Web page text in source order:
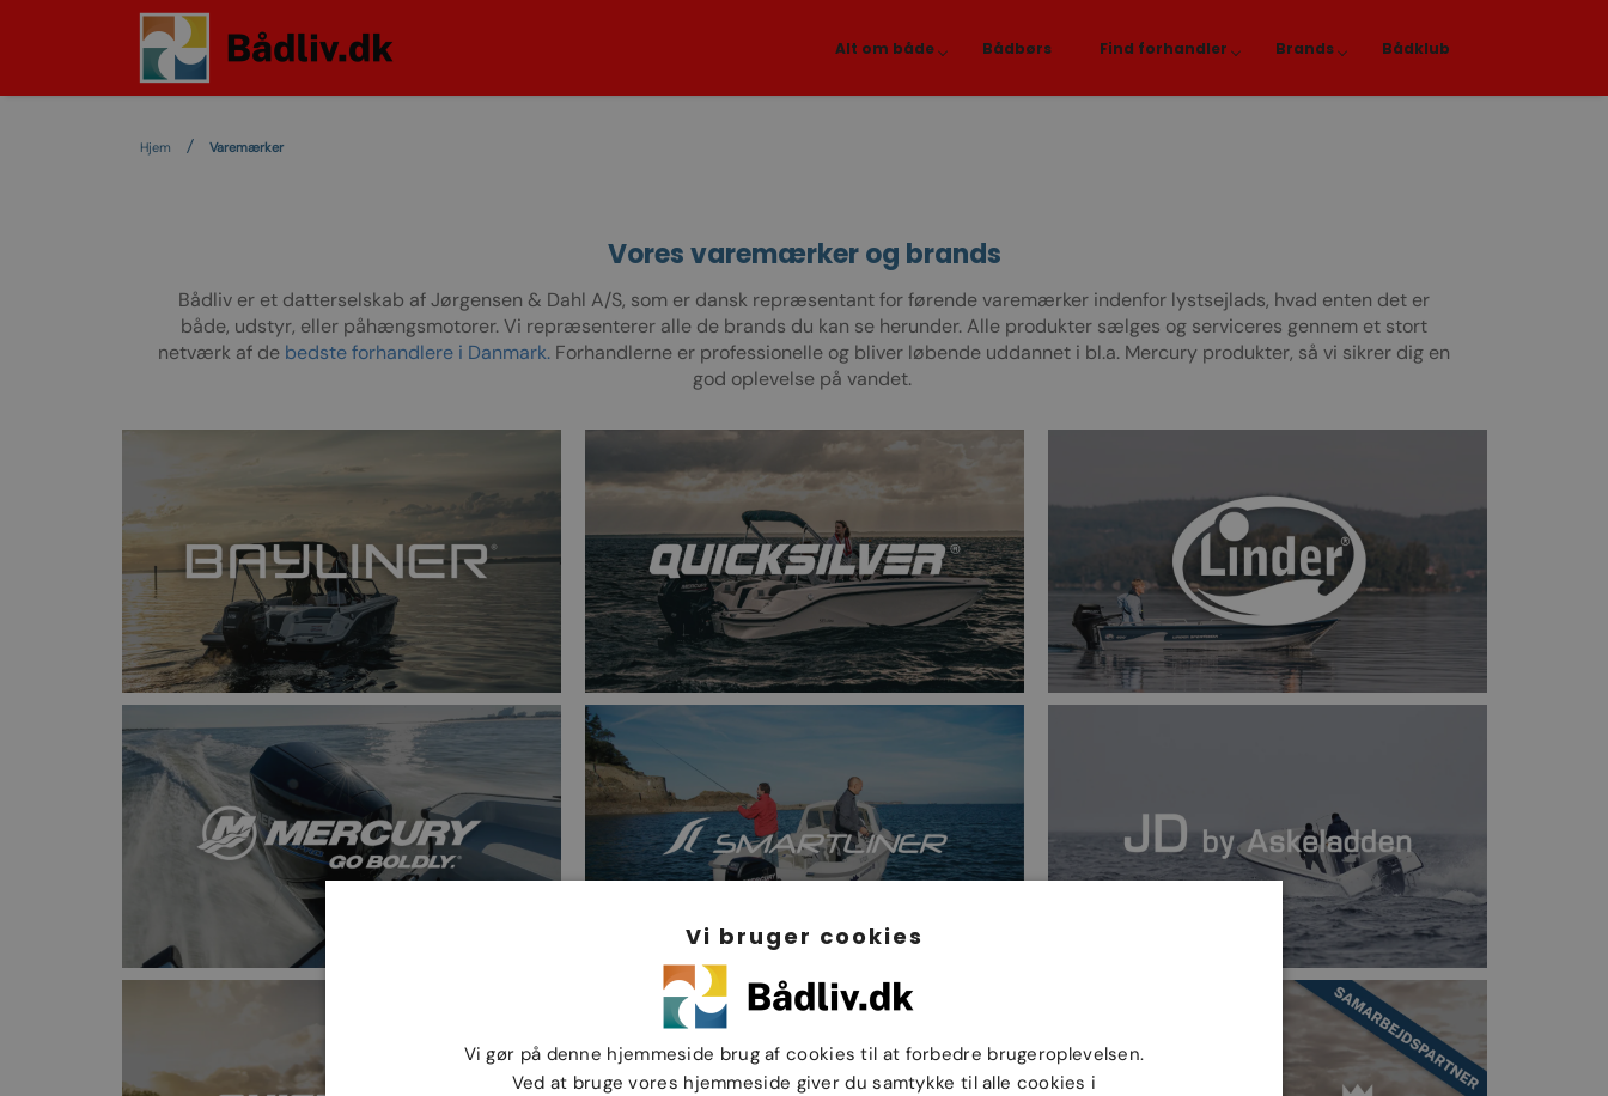
Alt om både Bådbørs Find forhandler Brands Bådklub
Hjem Varemærker
Vores varemærker og brands
Bådliv er et datterselskab af Jørgensen & Dahl A/S, som er dansk repræsentant for førende varemærker indenfor lystsejlads, hvad enten det er
både, udstyr, eller påhængsmotorer. Vi repræsenterer alle de brands du kan se herunder. Alle produkter sælges og serviceres gennem et stort
netværk af de bedste forhandlere i Danmark. Forhandlerne er professionelle og bliver løbende uddannet i bl.a. Mercury produkter, så vi sikrer dig en
god oplevelse på vandet.
Vi bruger cookies
Vi gør på denne hjemmeside brug af cookies til at forbedre brugeroplevelsen.
Ved at bruge vores hjemmeside giver du samtykke til alle cookies i